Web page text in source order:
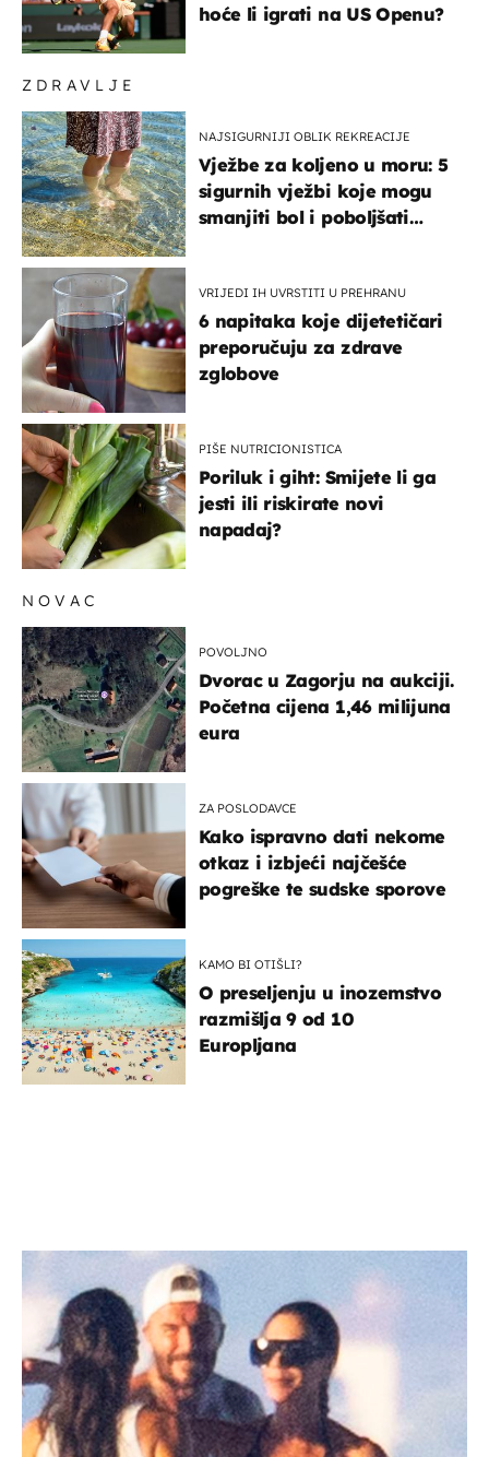
ZDRAVLJE
NAJSIGURNIJI OBLIK REKREACIJE
Vježbe za koljeno u moru: 5
sigurnih vježbi koje mogu
smanjiti bol i poboljšati
VRIJEDI IH UVRSTITI U PREHRANU
6 napitaka koje dijetetičari
preporučuju za zdrave
zglobove
PIŠE NUTRICIONISTICA
Poriluk i giht: Smijete li ga
jesti ili riskirate novi
napadaj?
hoće li igrati na US Openu?
NOVAC
POVOLJNO
Dvorac u Zagorju na aukciji.
Početna cijena 1,46 milijuna
eura
ZA POSLODAVCE
Kako ispravno dati nekome
otkaz i izbjeći najčešće
pogreške te sudske sporove
KAMO BI OTIŠLI?
O preseljenju u inozemstvo
razmišlja 9 od 10
Europljana